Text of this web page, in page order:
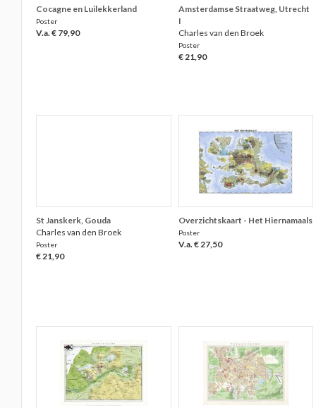
Cocagne en Luilekkerland
Poster
V.a. € 79,90
Amsterdamse Straatweg, Utrecht
I
Charles van den Broek
Poster
€ 21,90
St Janskerk, Gouda
Charles van den Broek
Poster
€ 21,90
Overzichtskaart - Het Hiernamaals
Poster
V.a. € 27,50